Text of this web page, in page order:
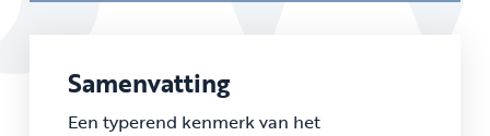
Samenvatting
Een typerend kenmerk van het